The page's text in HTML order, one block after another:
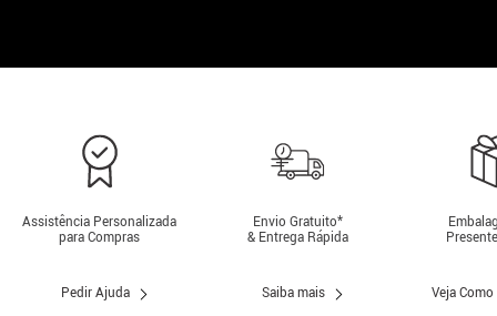
Assistência Personalizada
para Compras
Pedir Ajuda
Envio Gratuito*
& Entrega Rápida
Saiba mais Veja